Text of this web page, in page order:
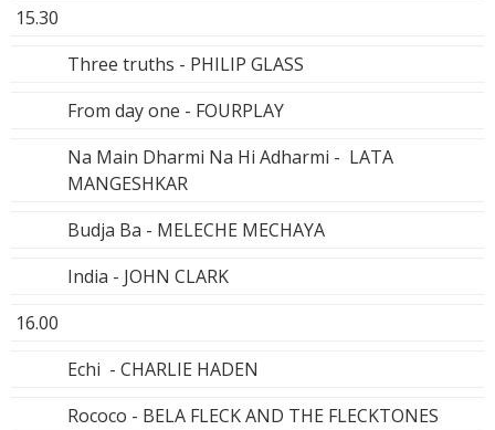
15.30
Three truths - PHILIP GLASS
From day one - FOURPLAY
Na Main Dharmi Na Hi Adharmi - LATA
MANGESHKAR
Budja Ba - MELECHE MECHAYA
India - JOHN CLARK
16.00
Echi - CHARLIE HADEN
Rococo - BELA FLECK AND THE FLECKTONES